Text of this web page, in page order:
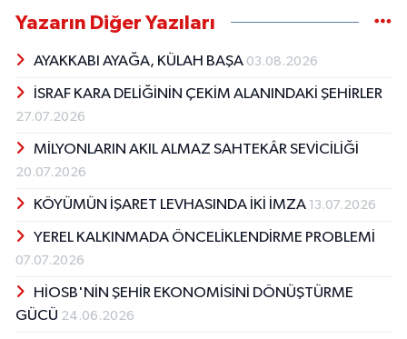
Yazarın Diğer Yazıları
AYAKKABI AYAĞA, KÜLAH BAŞA 03.08.2026
İSRAF KARA DELİĞİNİN ÇEKİM ALANINDAKİ ŞEHİRLER
27.07.2026
MİLYONLARIN AKIL ALMAZ SAHTEKÂR SEVİCİLİĞİ
20.07.2026
KÖYÜMÜN İŞARET LEVHASINDA İKİ İMZA 13.07.2026
YEREL KALKINMADA ÖNCELİKLENDİRME PROBLEMİ
07.07.2026
HİOSB'NİN ŞEHİR EKONOMİSİNİ DÖNÜŞTÜRME
GÜCÜ 24.06.2026